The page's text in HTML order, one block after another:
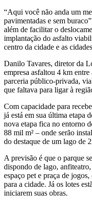
“Aqui você não anda um
pavimentadas e sem
além de facilitar o
implantação do asfalto
centro da cidade e as
Danilo Tavares, diretor da
empresa asfaltou 4 km
parceria público-privada,
que faltava para ligar à
Com capacidade para
já está em sua última etapa
nova etapa fica no entorno
88 mil m² – onde serão
do destaque de um lago de
A previsão é que o parque
dispondo de lago,
espaço pet e praça de
para a cidade. Já os lotes
iniciarem suas obras.